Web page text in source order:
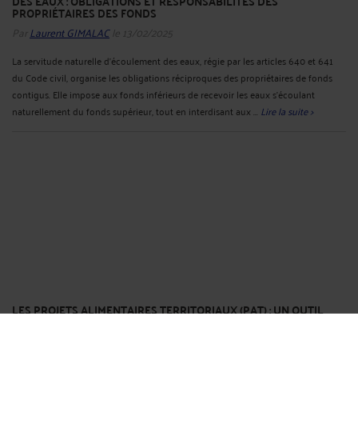
PROPRIÉTAIRES DES FONDS
Par Laurent GIMALACle 13/02/2025
La servitude naturelle d’écoulement des eaux, régie par les articles 640 et 641
du Code civil, organise les obligations réciproques des propriétaires de fonds
contigus. Elle impose aux fonds inférieurs de recevoir les eaux s’écoulant
naturellement du fonds supérieur, tout en interdisant aux ... Lire la suite >
LES PROJETS ALIMENTAIRES TERRITORIAUX (PAT) : UN OUTIL